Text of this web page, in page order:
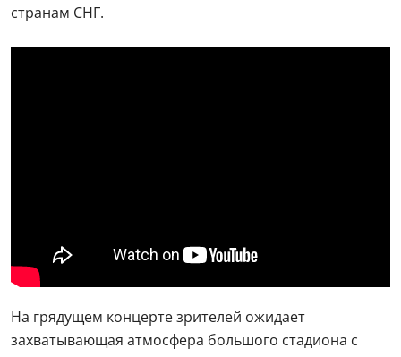
странам СНГ.
На грядущем концерте зрителей ожидает
захватывающая атмосфера большого стадиона с